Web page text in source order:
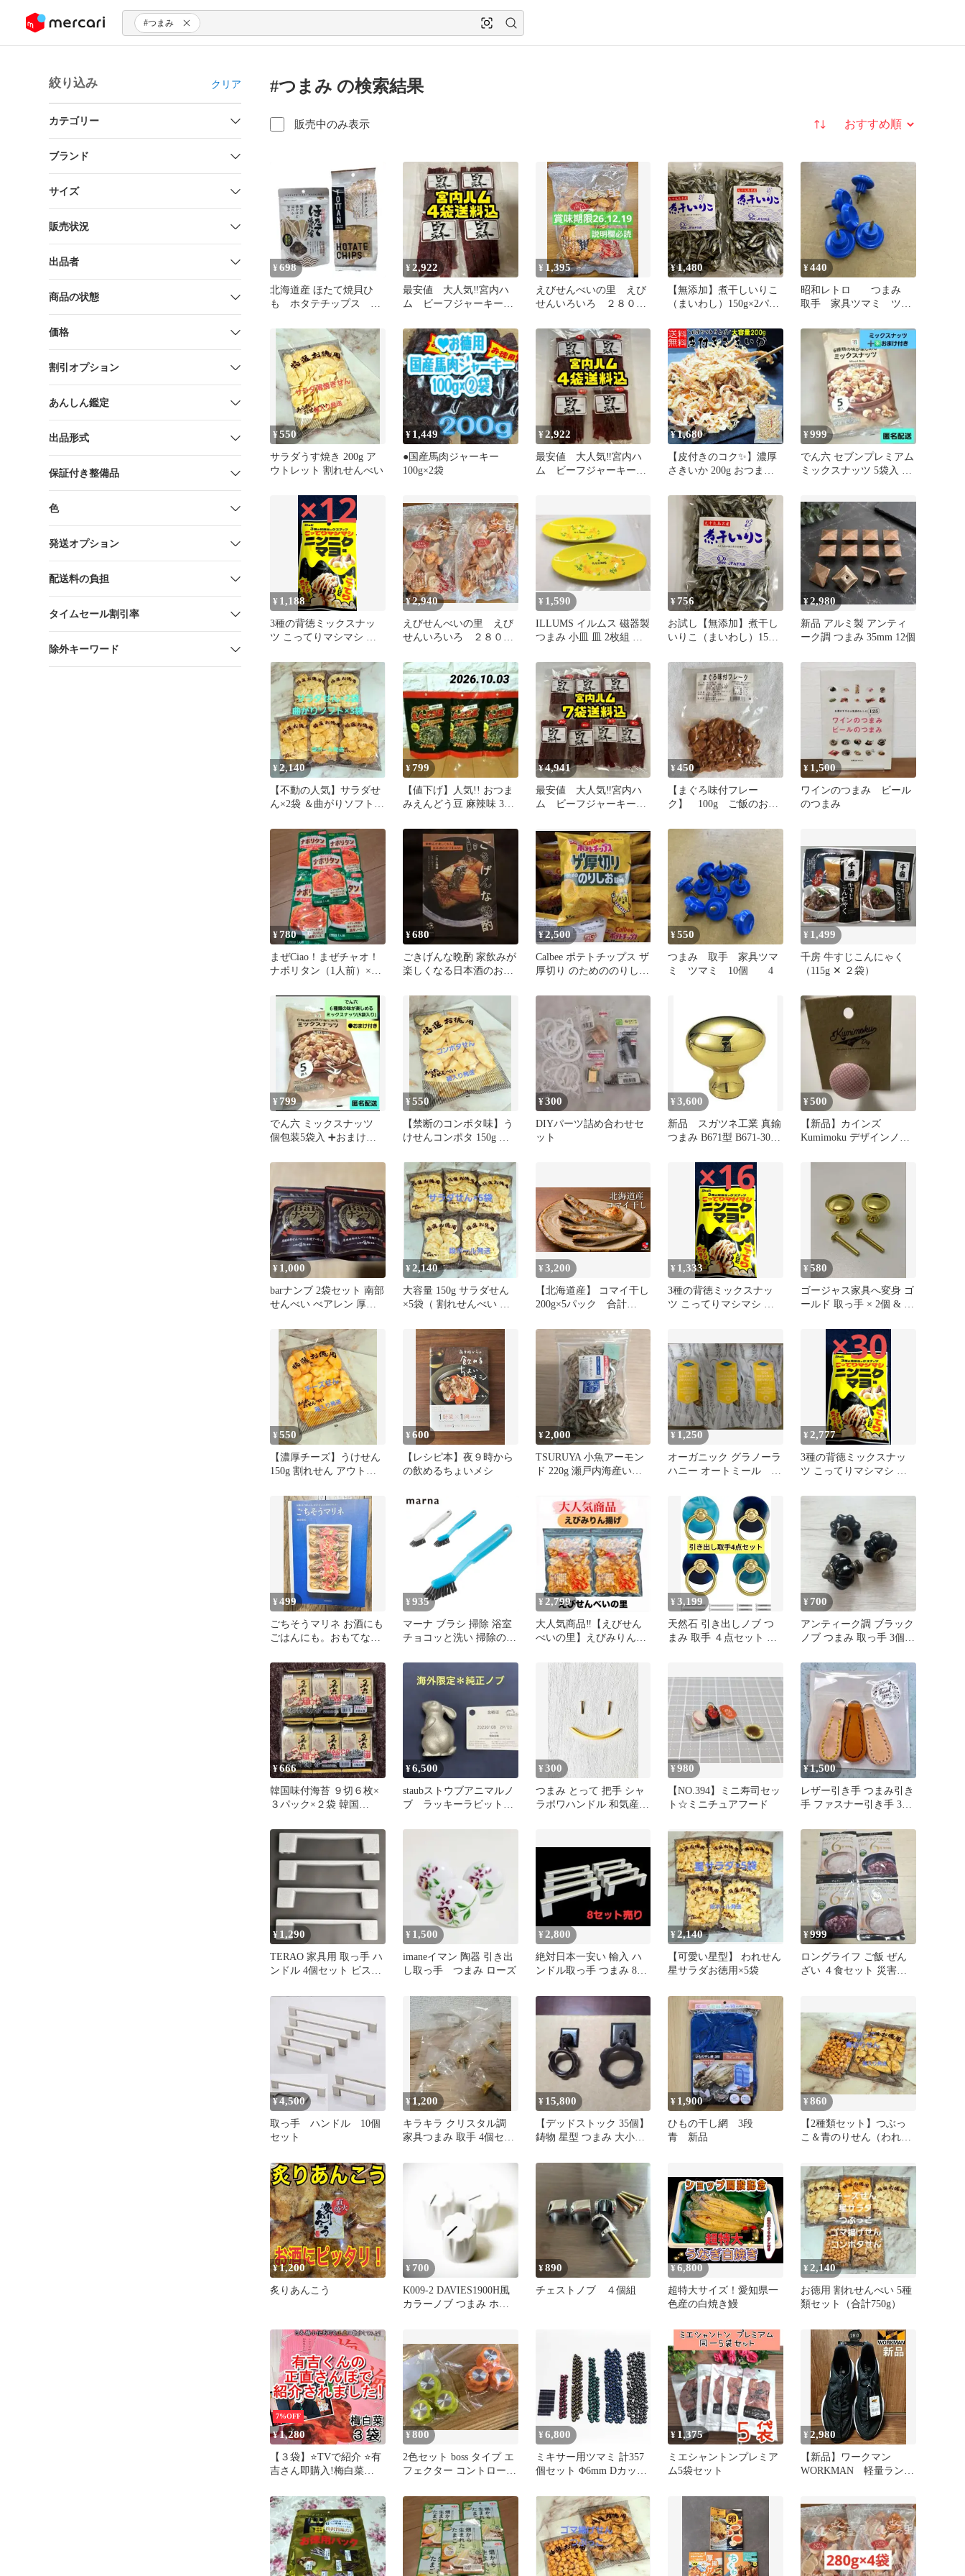
ツにスキップ #つまみ
絞り込み クリア
カテゴリー
ブランド
サイズ
販売状況
出品者
商品の状態
価格
割引オプション
あんしん鑑定
出品形式
保証付き整備品
色
発送オプション
配送料の負担
タイムセール割引率
除外キーワード
#つまみ の検索結果
販売中のみ表示 並び替え
¥ 698
北海道産 ほたて焼貝ひ
も ホタテチップス つ
¥2,922
最安値 大人気‼️宮内ハ
ム ビーフジャーキー甘
¥ 1,395
えびせんべいの里 えび
せんいろいろ ２８０ｇ
¥1,480
【無添加】煮干しいりこ
（まいわし）150g×2パッ
出汁にオススメ♪♪銀色に
輝いて見た目も美しくそ
して味も美味しい(^^)
『小腹が空いたら間食だ
けど…そこは迷わずその
ままマイワシをパクパク
いきましょう！カルシウ
ムも摂れて健康にもいい
🎶』
¥440
昭和レトロ つまみ
取手 家具ツマミ ツマ
¥550
サラダうす焼き 200g ア
ウトレット 割れせんべい
¥ 1,449
●国産馬肉ジャーキー
100g×2袋
¥2,922
最安値 大人気‼️宮内ハ
ム ビーフジャーキー辛
¥1,680
【皮付きのコク✨】濃厚
さきいか 200g おつまみ
みたっぷり するめ 乾物
酒の肴 メルカリ便 ﾁｬｯｸ
付き袋 国内加工 晩酌 ﾋﾞｰ
ﾙ 日本酒 焼酎 ｿﾌﾄ 大容量
徳用 ｲｶ つまみ 魚介 肴 お
やつ 宅飲み 珍味セット
¥999
でん六 セブンプレミアム
ミックスナッツ 5袋入 個
¥ 1,188
3種の背徳ミックスナッ
ツ こってりマシマシ ニ
ピー
¥2,940
えびせんべいの里 えび
せんいろいろ ２８０ｇ
¥ 1,590
ILLUMS イルムス 磁器製
つまみ 小皿 皿 2枚組 イ
¥ 756
お試し【無添加】煮干し
いりこ（まいわし）150g
にオススメ♪♪ 銀色に輝い
て見た目も美しくそして
味も美味しい(^^) 『小腹
が空いたら間食だけど…
そこは迷わずそのままマ
イワシをパクパクいきま
しょう！カルシウムも摂
れて健康にもいい🎶』
¥2,980
新品 アルミ製 アンティ
ーク調 つまみ 35mm 12個
¥2,140
【不動の人気】サラダせ
ん×2袋 ＆曲がりソフト×3
¥799
【値下げ】人気!! おつま
みえんどう豆 麻辣味 3袋
¥4,941
最安値 大人気‼️宮内ハ
ム ビーフジャーキー甘
¥450
【まぐろ味付フレー
ク】 100g ご飯のお
¥ 1,500
ワインのつまみ ビール
のつまみ
¥780
まぜCiao！まぜチャオ！
ナポリタン（1人前）×
¥680
ごきげんな晩酌 家飲みが
楽しくなる日本酒のおつ
¥2,500
Calbee ポテトチップス ザ
厚切り のためののりしお
¥550
つまみ 取手 家具ツマ
ミ ツマミ 10個 4
¥ 1,499
千房 牛すじこんにゃく
（115g ✕ ２袋）
¥ 799
でん六 ミックスナッツ
個包装5袋入 ➕️おまけ付
¥550
【禁断のコンポタ味】う
けせんコンポタ 150g 割
¥300
DIYパーツ詰め合わせセ
ット
¥ 3,600
新品 スガツネ工業 真鍮
つまみ B671型 B671-30PB
¥500
【新品】カインズ
Kumimoku デザインノブ
ク取手
¥ 1,000
barナンブ 2袋セット 南部
せんべい べアレン 厚焼
¥2,140
大容量 150g サラダせん
×5袋（ 割れせんべい お
¥3,200
【北海道産】 コマイ干し
200g×5パック 合計
し 炙り用 おつまみ
¥ 1,333
3種の背徳ミックスナッ
ツ こってりマシマシ ニ
¥580
ゴージャス家具へ変身 ゴ
ールド 取っ手 × 2個 & 専
¥550
【濃厚チーズ】うけせん
150g 割れせん アウトレ
¥600
【レシピ本】夜９時から
の飲めるちょいメシ
¥2,000
TSURUYA 小魚アーモン
ド 220g 瀬戸内海産いり
¥ 1,250
オーガニック グラノーラ
ハニー オートミール シ
¥ 2,777
3種の背徳ミックスナッ
ツ こってりマシマシ ニ
食品
¥499
ごちそうマリネ お酒にも
ごはんにも。おもてなし
¥ 935
マーナ ブラシ 掃除 浴室
チョコッと洗い 掃除の達
隙間 ミゾ タイル 汚れ よ
ごれ ゴミ かき出す 排水
呂掃除 お風呂掃除 溝掃
除 つまみ
¥2,799
大人気商品‼️【えびせん
べいの里】えびみりん揚
¥3,199
天然石 引き出しノブ つ
まみ 取手 ４点セット ネ
¥ 700
アンティーク調 ブラック
ノブ つまみ 取っ手 3個セ
¥666
韓国味付海苔 ９切６枚×
３パック×２袋 韓国
¥6,500
staubストウブアニマルノ
ブ ラッキーラビット
¥300
つまみ とって 把手 シャ
ラポワハンドル 和気産業
¥980
【NO.394】ミニ寿司セッ
ト☆ミニチュアフード
¥1,500
レザー引き手 つまみ引き
手 ファスナー引き手 3個
¥ 1,290
TERAO 家具用 取っ手 ハ
ンドル 4個セット ビスピ
¥ 1,500
imaneイマン 陶器 引き出
し取っ手 つまみ ローズ
¥2,800
絶対日本一安い 輸入 ハ
ンドル取っ手 つまみ 8セ
¥2,140
【可愛い星型】 われせん
星サラダお徳用×5袋
¥999
ロングライフ ご飯 ぜん
ざい ４食セット 災害食
¥4,500
取っ手 ハンドル 10個
セット
¥1,200
キラキラ クリスタル調
家具つまみ 取手 4個セッ
¥ 15,800
【デッドストック 35個】
鋳物 星型 つまみ 大小セ
¥ 1,900
ひもの干し網 3段
青 新品
¥860
【2種類セット】つぶっ
こ＆青のりせん（われせ
¥1,200
炙りあんこう
¥ 700
K009-2 DAVIES1900H風
カラーノブ つまみ ホワ
¥890
チェストノブ ４個組
¥6,800
超特大サイズ！愛知県一
色産の白焼き鰻
¥2,140
お徳用 割れせんべい 5種
類セット（合計750g）
7%OFF
¥1,280
【３袋】⭐TVで紹介 ⭐有
吉さん即購入!梅白菜
ト同時購入で1袋プレゼ
ント！／日本三大漬菜・
広島菜を使用した梅酢風
味のお漬物／ありがとん
屋／テレビ お弁当 お
にぎり ご当地 茶漬
¥800
2色セット boss タイプ エ
フェクター コントロール
¥6,800
ミキサー用ツマミ 計357
個セット Φ6mm Dカット
¥ 1,375
ミエシャントンプレミア
ム5袋セット
¥2,980
【新品】ワークマン
WORKMAN 軽量ランニ